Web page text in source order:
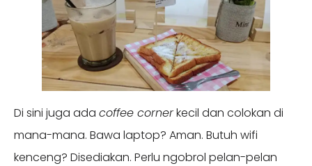
Di sini juga ada coffee cornerkecil dan colokan di
mana-mana. Bawa laptop? Aman. Butuh wifi
kenceng? Disediakan. Perlu ngobrol pelan-pelan